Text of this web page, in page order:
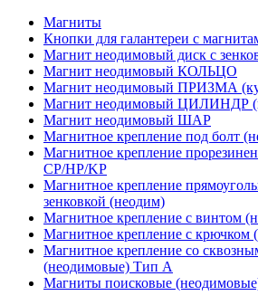
Магниты
Кнопки для галантереи с
Магнит неодимовый диск с
Магнит неодимовый КОЛЬЦО
Магнит неодимовый ПРИЗМА
Магнит неодимовый ЦИЛИНДР
Магнит неодимовый ШАР
Магнитное крепление под болт
Магнитное крепление
CP/HP/KP
Магнитное крепление
зенковкой (неодим)
Магнитное крепление с винтом
Магнитное крепление с
Магнитное крепление со
(неодимовые) Тип А
Магниты поисковые